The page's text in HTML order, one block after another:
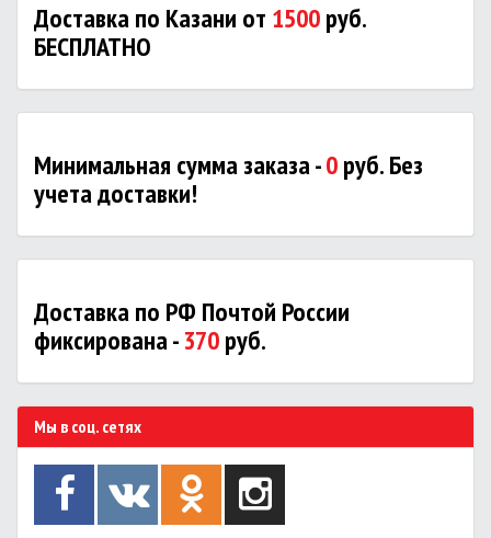
Доставка по Казани от 1500руб.
БЕСПЛАТНО
Минимальная сумма заказа -0руб. Без
учета доставки!
Доставка по РФ Почтой России
фиксирована -370руб.
Мы в соц. сетях